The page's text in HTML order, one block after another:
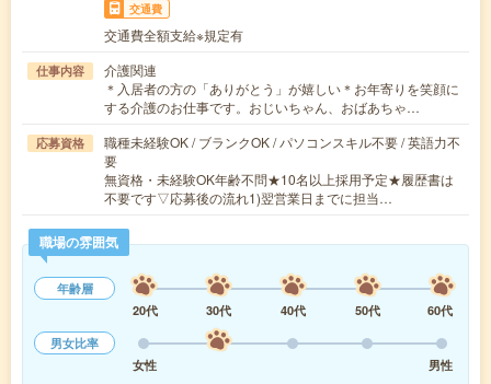
交通費
交通費全額支給※規定有
仕事内容
介護関連
＊入居者の方の「ありがとう」が嬉しい＊お年寄りを笑顔に
する介護のお仕事です。おじいちゃん、おばあちゃ…
応募資格
職種未経験OK / ブランクOK / パソコンスキル不要 / 英語力不
要
無資格・未経験OK年齢不問★10名以上採用予定★履歴書は
不要です▽応募後の流れ1)翌営業日までに担当…
職場の雰囲気
年齢層
20代
30代 40代 50代
60代
男女比率
女性
男性